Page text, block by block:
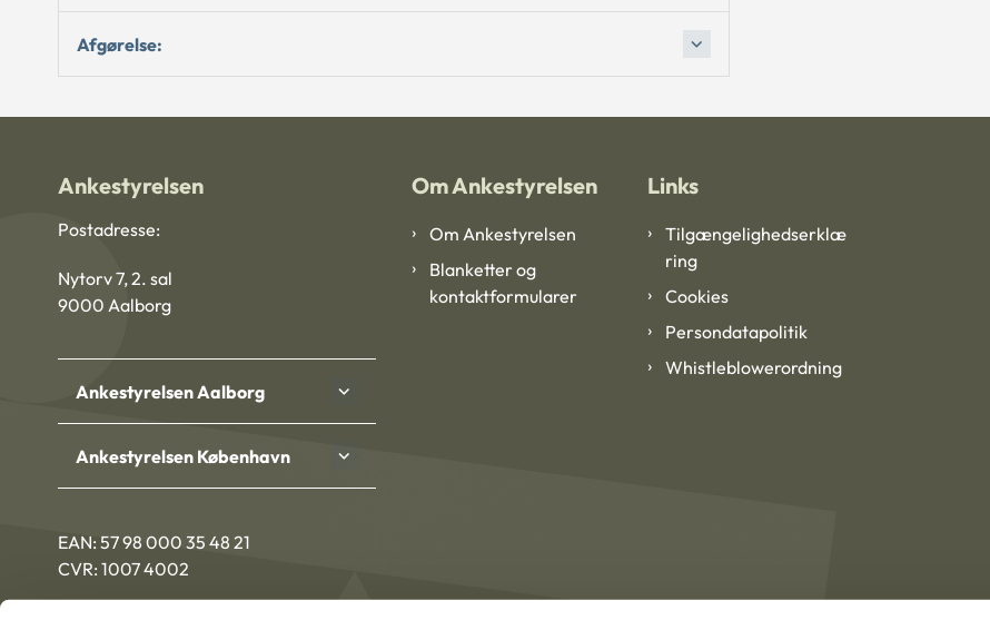
Afgørelse:
Ankestyrelsen
Postadresse:
Nytorv 7, 2. sal
9000 Aalborg
Ankestyrelsen Aalborg
Ankestyrelsen København
EAN: 57 98 000 35 48 21
CVR: 1007 4002
Om Ankestyrelsen
Om Ankestyrelsen
Blanketter og
kontaktformularer
Links
Tilgængelighedserklæ
ring
Cookies
Persondatapolitik
Whistleblowerordning